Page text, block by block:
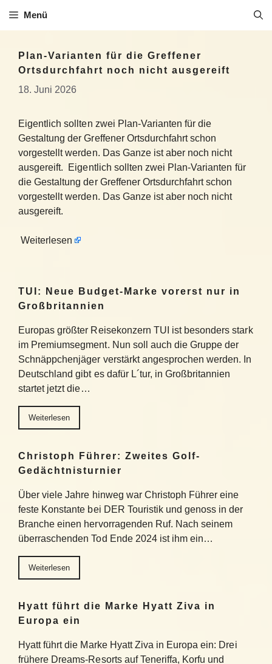
Inhalt
Menü
Plan-Varianten für die Greffener
Ortsdurchfahrt noch nicht ausgereift
18. Juni 2026
Eigentlich sollten zwei Plan-Varianten für die
Gestaltung der Greffener Ortsdurchfahrt schon
vorgestellt werden. Das Ganze ist aber noch nicht
ausgereift. Eigentlich sollten zwei Plan-Varianten für
die Gestaltung der Greffener Ortsdurchfahrt schon
vorgestellt werden. Das Ganze ist aber noch nicht
ausgereift.
Weiterlesen
TUI: Neue Budget-Marke vorerst nur in
Großbritannien
Europas größter Reisekonzern TUI ist besonders stark
im Premiumsegment. Nun soll auch die Gruppe der
Schnäppchenjäger verstärkt angesprochen werden. In
Deutschland gibt es dafür L´tur, in Großbritannien
startet jetzt die…
Weiterlesen
Christoph Führer: Zweites Golf-
Gedächtnisturnier
Über viele Jahre hinweg war Christoph Führer eine
feste Konstante bei DER Touristik und genoss in der
Branche einen hervorragenden Ruf. Nach seinem
überraschenden Tod Ende 2024 ist ihm ein…
Weiterlesen
Hyatt führt die Marke Hyatt Ziva in
Europa ein
Hyatt führt die Marke Hyatt Ziva in Europa ein: Drei
frühere Dreams-Resorts auf Teneriffa, Korfu und